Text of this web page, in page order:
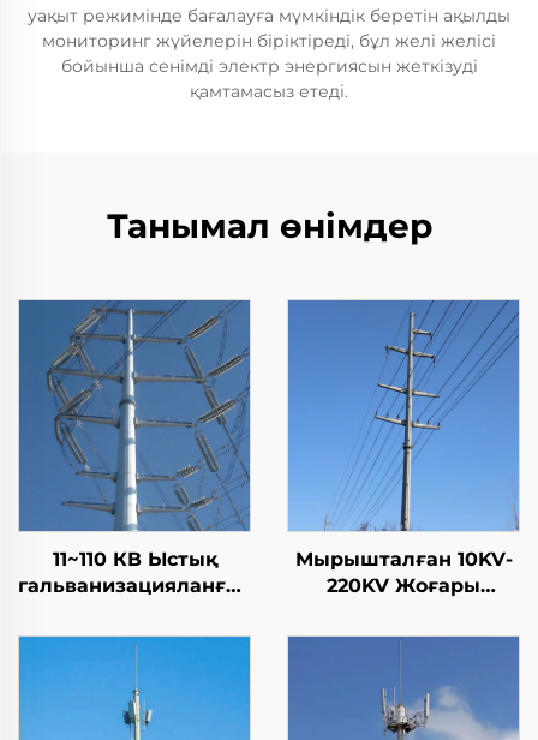
уақыт режимінде бағалауға мүмкіндік беретін ақылды
мониторинг жүйелерін біріктіреді, бұл желі желісі
бойынша сенімді электр энергиясын жеткізуді
қамтамасыз етеді.
Танымал өнімдер
11~110 КВ Ыстық
гальванизацияланған
энергиясын тарату
тарату мұнарасы
Мырышталған 10KV-
220KV Жоғары
болат монопольді